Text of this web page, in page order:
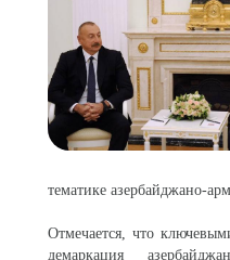
тематике азербайджано-
Отмечается, что
демаркация